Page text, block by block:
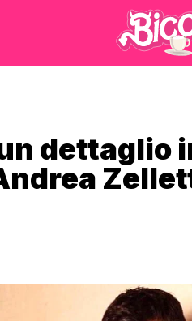
dettaglio